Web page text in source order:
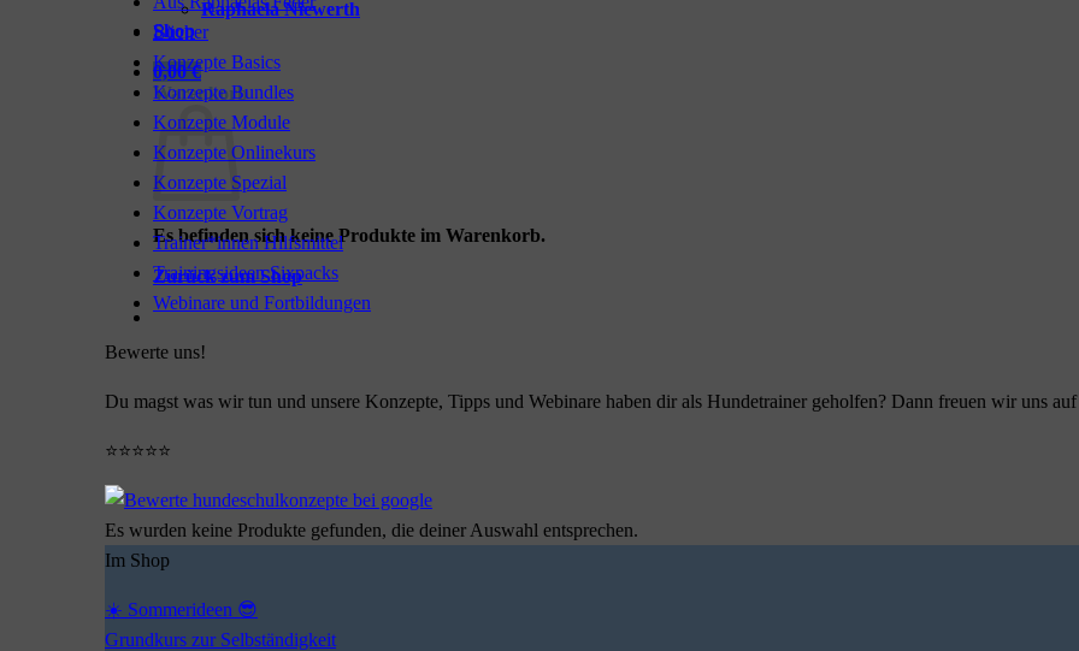
Raphaela Niewerth
Shop
0,00€
Warenkorb
Es befinden sich keine Produkte im Warenkorb.
Zurück zum Shop
Bücher
Konzepte Basics
Konzepte Bundles
Konzepte Module
Konzepte Onlinekurs
Konzepte Spezial
Konzepte Vortrag
Trainer*innen Hilfsmittel
Trainingsideen Sixpacks
Webinare und Fortbildungen
Bewerte uns!
Du magst was wir tun und unsere Konzepte, Tipps und Webinare haben dir als Hundetrainer geholfen? Dann freuen wir uns
⭐⭐⭐⭐⭐
Es wurden keine Produkte gefunden, die deiner Auswahl entsprechen.
Im Shop
☀️ Sommerideen 😎
Grundkurs zur Selbständigkeit